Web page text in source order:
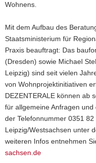
Wohnens.
Mit dem Aufbau des
Staatsministerium für
Praxis beauftragt: Das
(Dresden) sowie Michael
Leipzig) sind seit vielen
von Wohnprojektinitiativen
DEZENTERALE können ab
für allgemeine Anfragen
der Telefonnummer 0351
Leipzig/Westsachsen unter
weiteren Infos entnehmen
sachsen.de